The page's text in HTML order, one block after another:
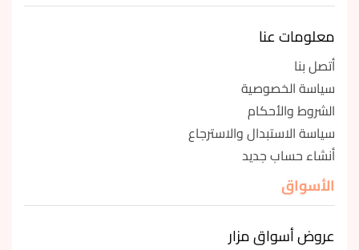
معلومات عنا
أتصل بنا
سياسة الخصوصية
الشروط والأحكام
سياسة الاستبدال والاسترجاع
أنشاء حساب جديد
الأسواق
عروض أسواق مزار